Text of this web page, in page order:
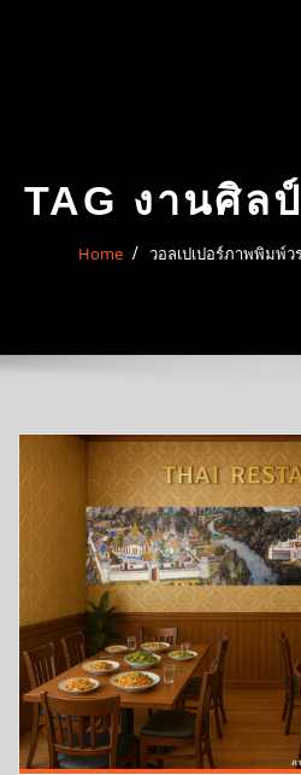
TAG งานศิล
Home วอลเปเปอร์ภาพพิมพ์ว